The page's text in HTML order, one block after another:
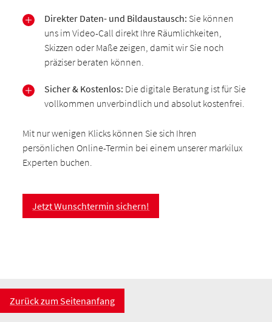
Direkter Daten- und Bildaustausch: Sie können
uns im Video-Call direkt Ihre Räumlichkeiten,
Skizzen oder Maße zeigen, damit wir Sie noch
präziser beraten können.
Sicher & Kostenlos: Die digitale Beratung ist für Sie
vollkommen unverbindlich und absolut kostenfrei.
Mit nur wenigen Klicks können Sie sich Ihren
persönlichen Online-Termin bei einem unserer markilux
Experten buchen.
Jetzt Wunschtermin sichern!
Zurück zum Seitenanfang